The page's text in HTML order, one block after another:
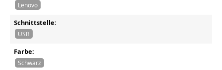
Lenovo
Schnittstelle:
USB
Farbe:
Schwarz